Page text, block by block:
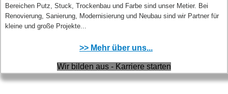
Bereichen Putz, Stuck, Trockenbau und Farbe sind unser Metier. Bei
Renovierung, Sanierung, Modernisierung und Neubau sind wir Partner für
kleine und große Projekte...
>> Mehr über uns...
Wir bilden aus - Karriere starten